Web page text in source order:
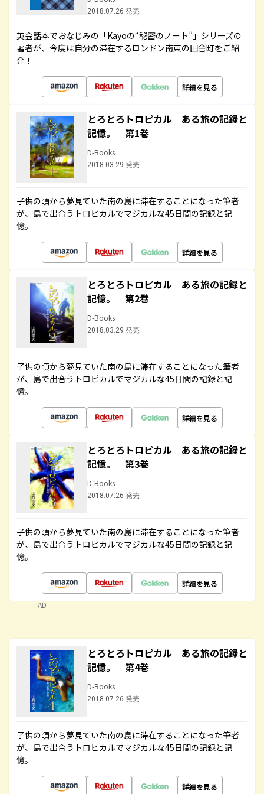
2018.07.26 発売
英会話本でおなじみの「Kayoの“秘密のノート”」シリーズの
著者が、今度は自分の滞在するロンドン南東の田舎町をご紹
介！
詳細を見る
とろとろトロピカル ある旅の記録と
記憶。 第1巻
D-Books
2018.03.29 発売
子供の頃から夢見ていた南の島に滞在することになった筆者
が、島で出合うトロピカルでマジカルな45日間の記録と記
憶。
詳細を見る
とろとろトロピカル ある旅の記録と
記憶。 第2巻
D-Books
2018.03.29 発売
子供の頃から夢見ていた南の島に滞在することになった筆者
が、島で出合うトロピカルでマジカルな45日間の記録と記
憶。
詳細を見る
とろとろトロピカル ある旅の記録と
記憶。 第3巻
D-Books
2018.07.26 発売
子供の頃から夢見ていた南の島に滞在することになった筆者
が、島で出合うトロピカルでマジカルな45日間の記録と記
憶。
詳細を見る
AD
とろとろトロピカル ある旅の記録と
記憶。 第4巻
D-Books
2018.07.26 発売
子供の頃から夢見ていた南の島に滞在することになった筆者
が、島で出合うトロピカルでマジカルな45日間の記録と記
憶。
詳細を見る